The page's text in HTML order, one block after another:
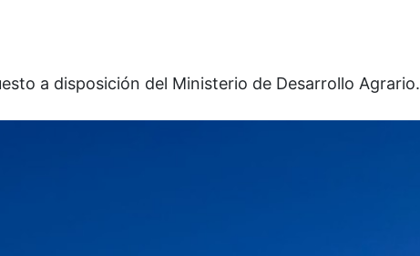
a disposición del Ministerio de Desarrollo Agrario.